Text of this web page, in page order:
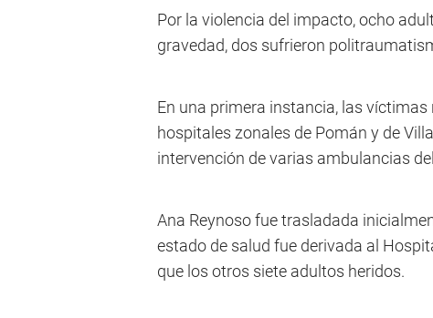
Por la violencia del impacto, ocho
gravedad, dos sufrieron
En una primera instancia, las
hospitales zonales de Pomán y de
intervención de varias ambulancias
Ana Reynoso fue trasladada
estado de salud fue derivada al
que los otros siete adultos heridos.